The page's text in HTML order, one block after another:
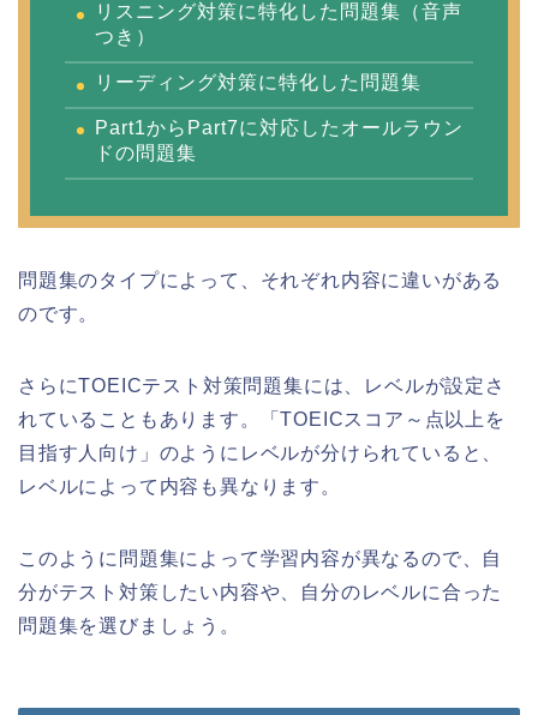
リスニング対策に特化した問題集（音声
つき）
リーディング対策に特化した問題集
Part1からPart7に対応したオールラウン
ドの問題集
問題集のタイプによって、それぞれ内容に違いがある
のです。
さらにTOEICテスト対策問題集には、レベルが設定さ
れていることもあります。「TOEICスコア～点以上を
目指す人向け」のようにレベルが分けられていると、
レベルによって内容も異なります。
このように問題集によって学習内容が異なるので、自
分がテスト対策したい内容や、自分のレベルに合った
問題集を選びましょう。